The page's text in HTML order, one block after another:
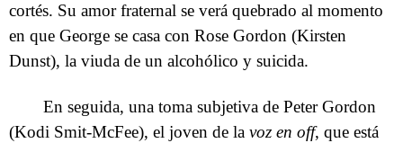
cortés. Su amor fraternal se verá quebrado al momento
en que George se casa con Rose Gordon (Kirsten
Dunst), la viuda de un alcohólico y suicida.
En seguida, una toma subjetiva de Peter Gordon
(Kodi Smit-McFee), el joven de la voz en off, que está